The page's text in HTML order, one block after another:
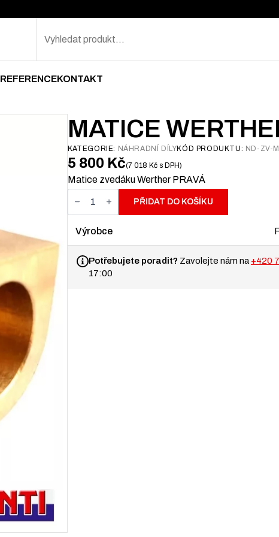
REFERENCEKONTAKT
MATICE
KATEGORIE: NÁHRADNÍ DÍLYKÓD PRODUKTU: ND-ZV-
5 800 Kč 7 018 Kč s DPH
Matice zvedáku Werther PRAVÁ
Matice
Werther
PRAVÁ
PŘIDAT DO KOŠÍKU
Výrobce
Potřebujete poradit? Zavolejte nám na +420
17:00